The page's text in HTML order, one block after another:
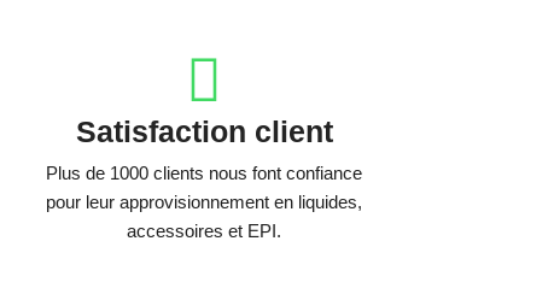
Satisfaction client
Plus de 1000 clients nous font confiance
pour leur approvisionnement en liquides,
accessoires et EPI.